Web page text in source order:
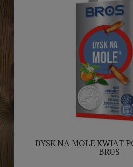
DYSK NA MOLE KWIAT
BROS